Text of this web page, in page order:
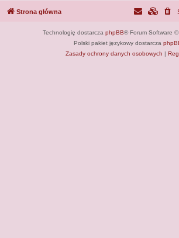
Strona główna
Technologię dostarcza phpBB® Forum Software
Polski pakiet językowy dostarcza
Zasady ochrony danych osobowych |